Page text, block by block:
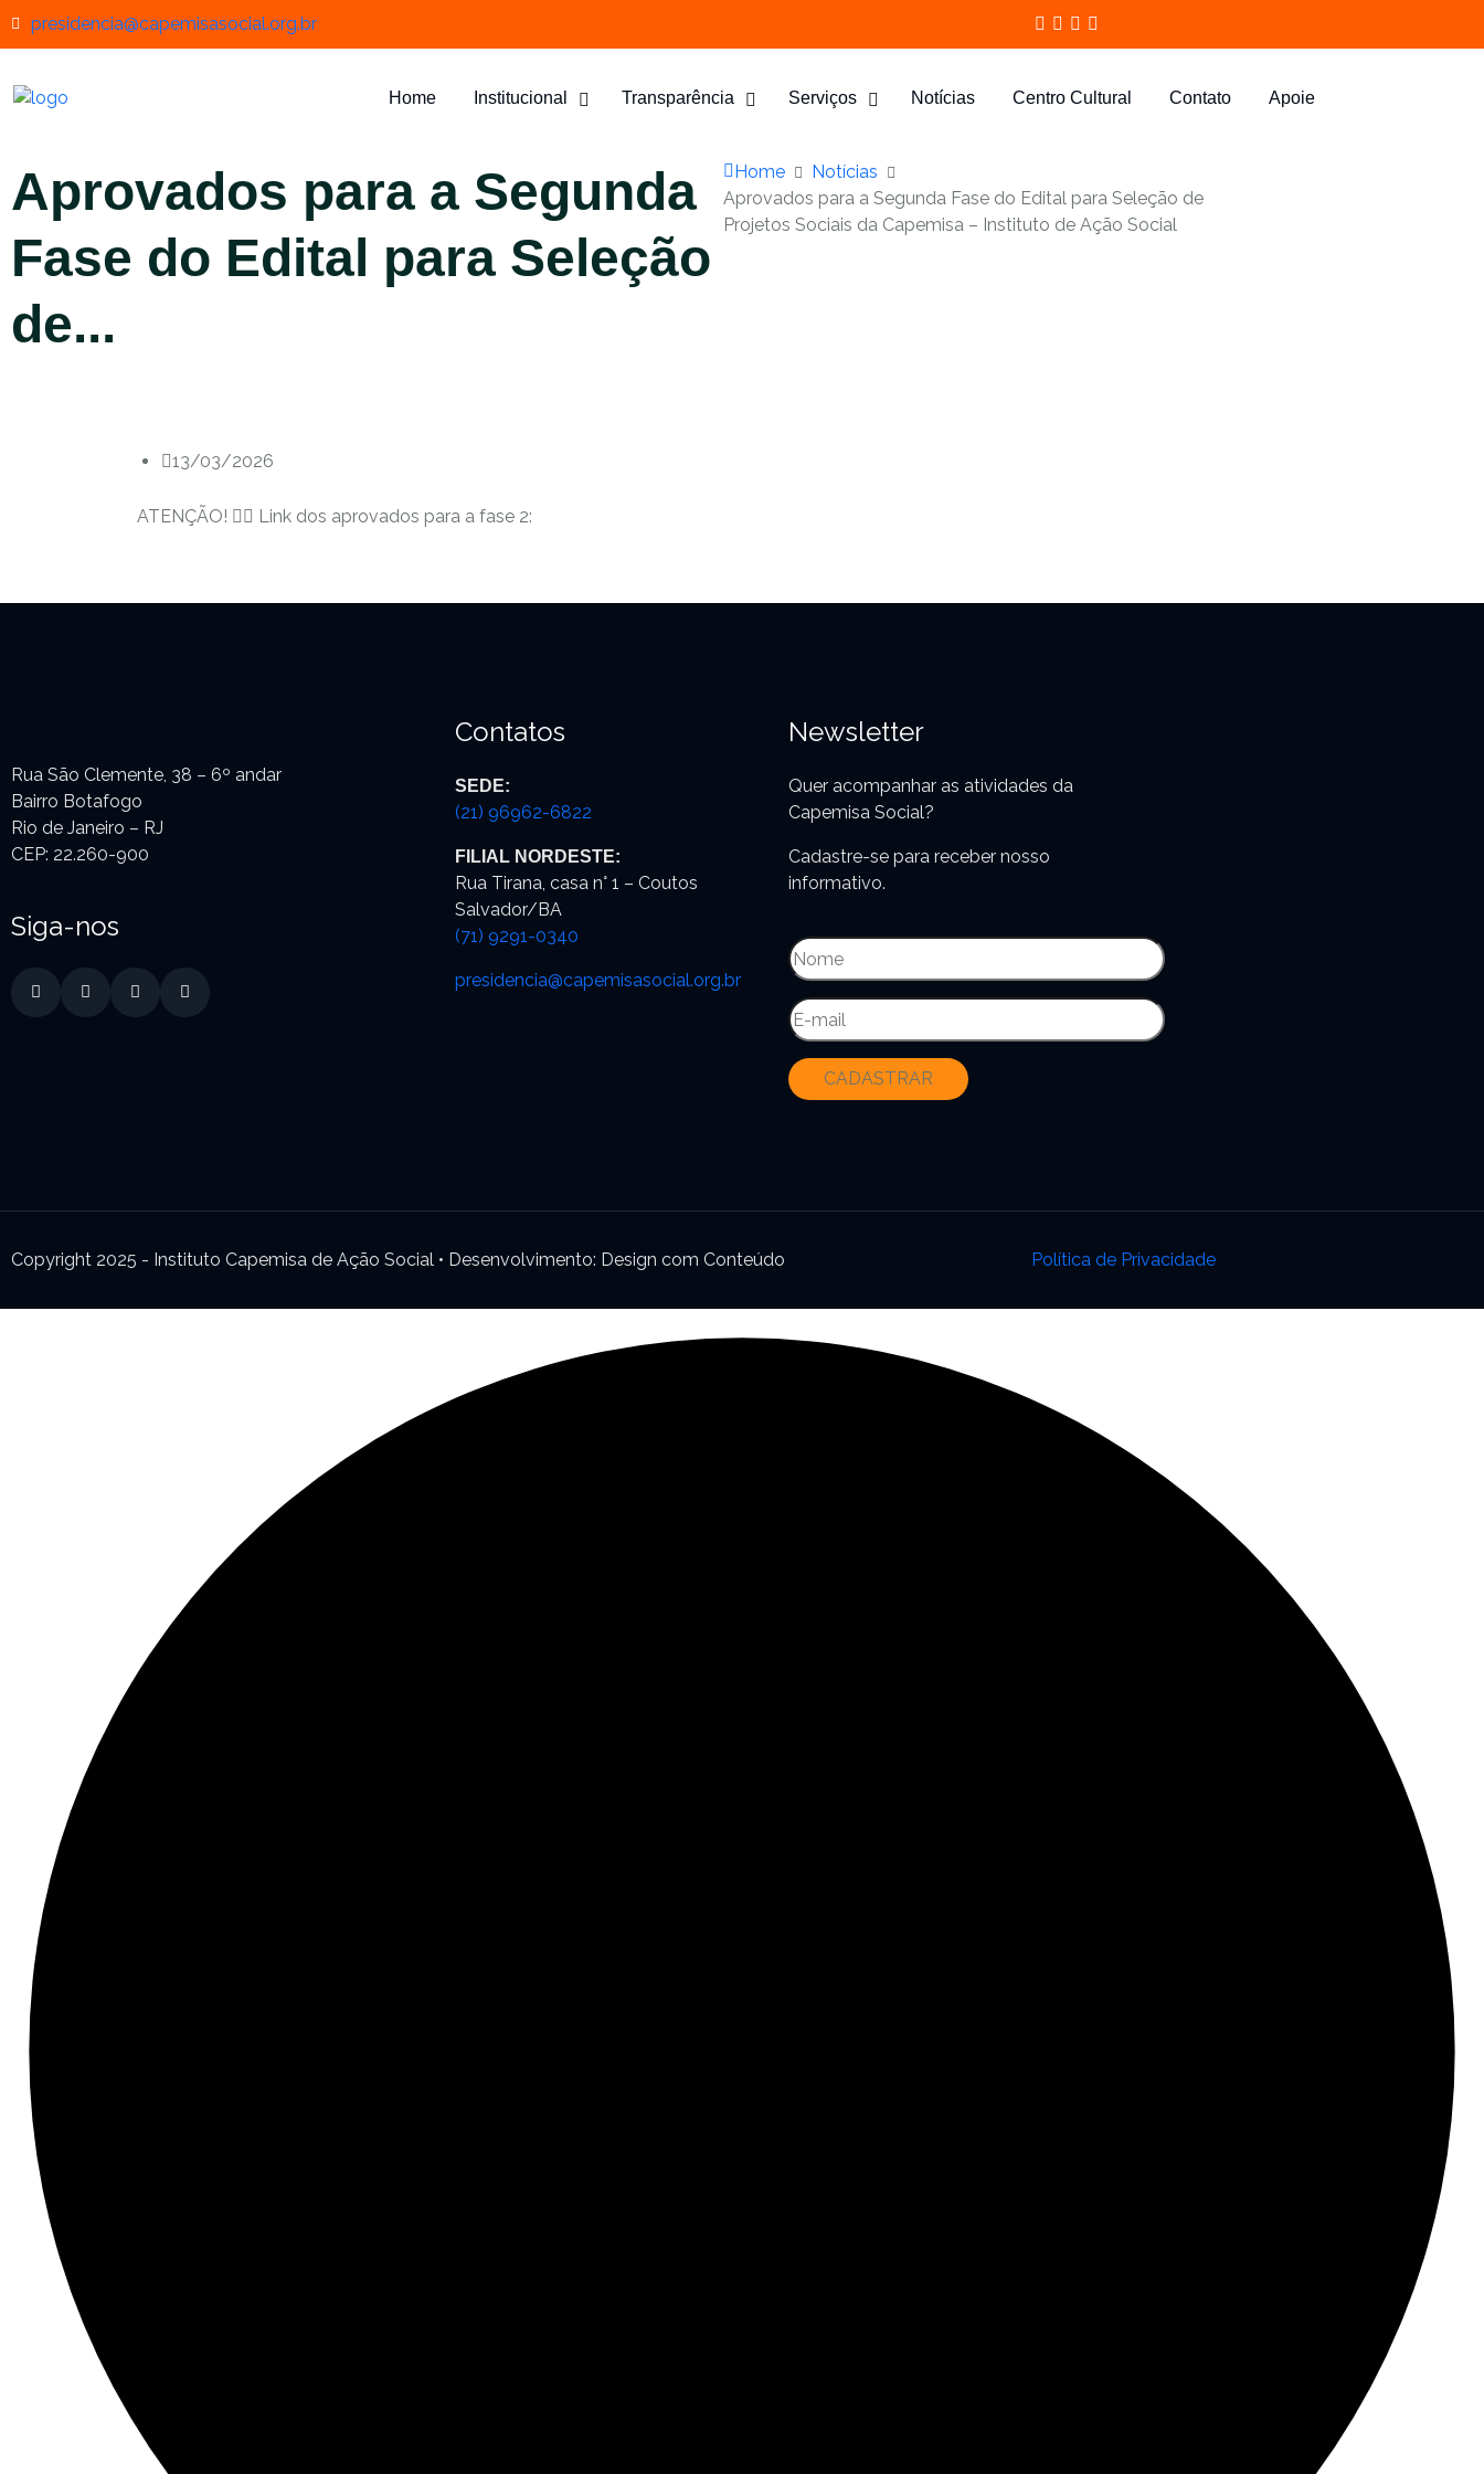
presidencia@capemisasocial.org.br
Home Institucional Transparência Serviços Notícias Centro Cultural Contato Apoie
Aprovados para a Segunda
Fase do Edital para Seleção
de...
Home
Notícias
Aprovados para a Segunda Fase do Edital para Seleção de
Projetos Sociais da Capemisa – Instituto de Ação Social
13/03/2026
ATENÇÃO! 👉🏾 Link dos aprovados para a fase 2:
Rua São Clemente, 38 – 6º andar
Bairro Botafogo
Rio de Janeiro – RJ
CEP: 22.260-900
Siga-nos
Contatos
SEDE:
(21) 96962-6822
FILIAL NORDESTE:
Rua Tirana, casa n° 1 – Coutos
Salvador/BA
(71) 9291-0340
presidencia@capemisasocial.org.br
Newsletter
Quer acompanhar as atividades da
Capemisa Social?
Cadastre-se para receber nosso
informativo.
Copyright 2025 - Instituto Capemisa de Ação Social • Desenvolvimento: Design com Conteúdo Política de Privacidade